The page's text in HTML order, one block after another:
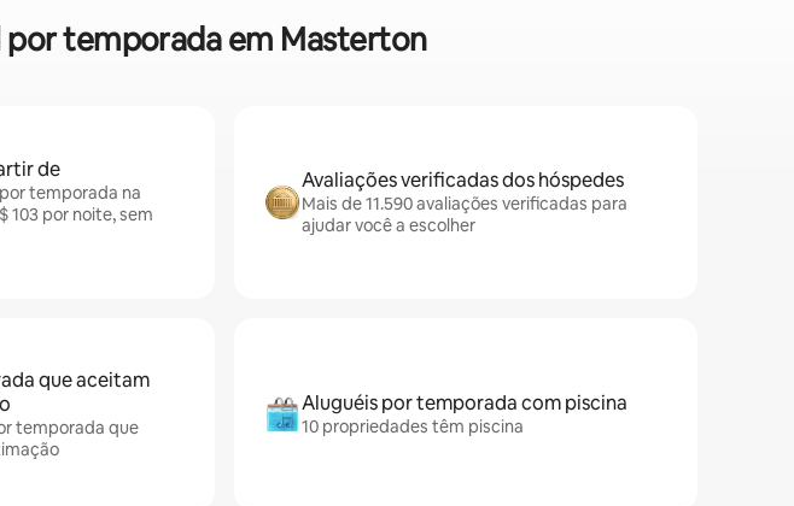
por temporada em Masterton
de
temporada na
103 por noite, sem
Avaliações verificadas dos hóspedes
Mais de 11.590 avaliações verificadas para
ajudar você a escolher
que aceitam
temporada que
Aluguéis por temporada com piscina
10 propriedades têm piscina